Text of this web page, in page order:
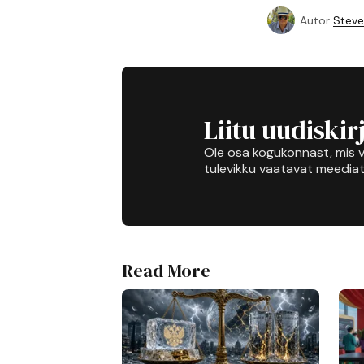
Autor
Liitu
Ole osa kogukonnast,
tulevikku vaatavat
Read More